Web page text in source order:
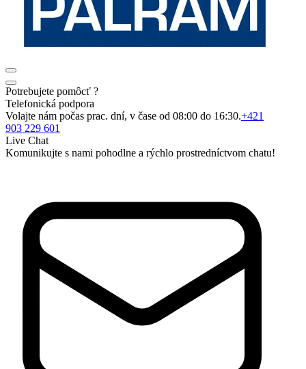
Potrebujete pomôcť ?
Telefonická podpora
Volajte nám počas prac. dní, v čase od 08:00 do 16:30.+421
903 229 601
Live Chat
Komunikujte s nami pohodlne a rýchlo prostredníctvom chatu!